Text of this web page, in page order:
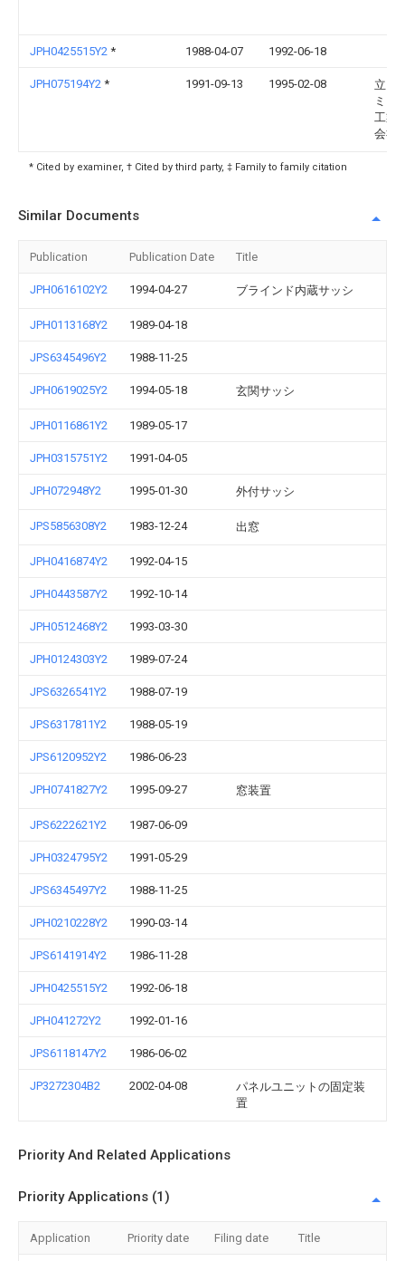
JPH0425515Y2 * 1988-04-07 1992-06-18
JPH075194Y2 * 1991-09-13 1995-02-08
立山
ミニ
工業
会社
* Cited by examiner, † Cited by third party, ‡ Family to family citation
Similar Documents
Publication Publication Date Title
JPH0616102Y2 1994-04-27 ブラインド内蔵サッシ
JPH0113168Y2 1989-04-18
JPS6345496Y2 1988-11-25
JPH0619025Y2 1994-05-18 玄関サッシ
JPH0116861Y2 1989-05-17
JPH0315751Y2 1991-04-05
JPH072948Y2 1995-01-30 外付サッシ
JPS5856308Y2 1983-12-24 出窓
JPH0416874Y2 1992-04-15
JPH0443587Y2 1992-10-14
JPH0512468Y2 1993-03-30
JPH0124303Y2 1989-07-24
JPS6326541Y2 1988-07-19
JPS6317811Y2 1988-05-19
JPS6120952Y2 1986-06-23
JPH0741827Y2 1995-09-27 窓装置
JPS6222621Y2 1987-06-09
JPH0324795Y2 1991-05-29
JPS6345497Y2 1988-11-25
JPH0210228Y2 1990-03-14
JPS6141914Y2 1986-11-28
JPH0425515Y2 1992-06-18
JPH041272Y2 1992-01-16
JPS6118147Y2 1986-06-02
JP3272304B2 2002-04-08
パネルユニットの固定装
置
Priority And Related Applications
Priority Applications (1)
Application Priority date Filing date Title